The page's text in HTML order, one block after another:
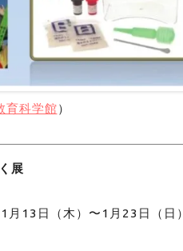
育科学館）
展
月13日（木）〜1月23日（日）